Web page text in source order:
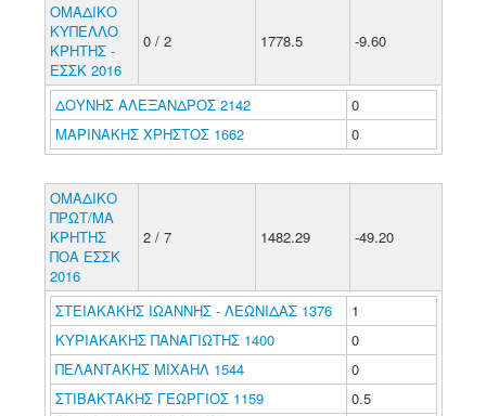
ΟΜΑΔΙΚΟ
ΚΥΠΕΛΛΟ
ΚΡΗΤΗΣ -
ΕΣΣΚ 2016
0 / 2 1778.5 -9.60
ΔΟΥΝΗΣ ΑΛΕΞΑΝΔΡΟΣ 2142
0
ΜΑΡΙΝΑΚΗΣ ΧΡΗΣΤΟΣ 1662
0
ΟΜΑΔΙΚΟ
ΠΡΩΤ/ΜΑ
ΚΡΗΤΗΣ
ΠΟΑ ΕΣΣΚ
2016
2 / 7 1482.29 -49.20
ΣΤΕΙΑΚΑΚΗΣ ΙΩΑΝΝΗΣ - ΛΕΩΝΙΔΑΣ 1376
1
ΚΥΡΙΑΚΑΚΗΣ ΠΑΝΑΓΙΩΤΗΣ 1400
0
ΠΕΛΑΝΤΑΚΗΣ ΜΙΧΑΗΛ 1544
0
ΣΤΙΒΑΚΤΑΚΗΣ ΓΕΩΡΓΙΟΣ 1159
0.5